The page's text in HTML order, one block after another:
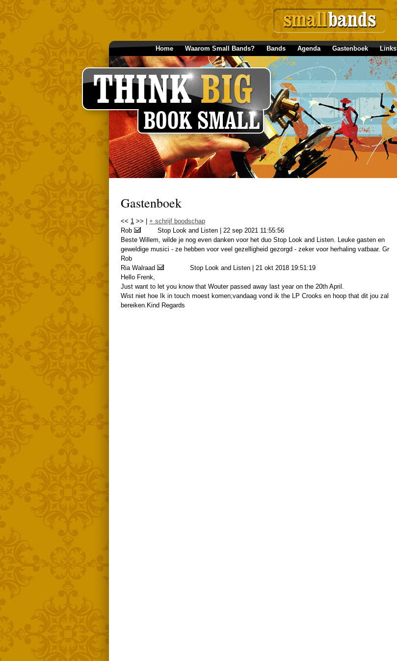
Home Waarom Small Bands? Bands Agenda Gastenboek Links
Gastenboek
<< 1 >> | + schrijf boodschap
Rob
Stop Look and Listen | 22 sep 2021 11:55:56
Beste Willem, wilde je nog even danken voor het duo Stop Look and Listen. Leuke gasten en
geweldige musici - ze hebben voor veel gezelligheid gezorgd - zeker voor herhaling vatbaar. Gr
Rob
Ria Walraad
Stop Look and Listen | 21 okt 2018 19:51:19
Hello Frenk,
Just want to let you know that Wouter passed away last year on the 20th April.
Wist niet hoe Ik in touch moest komen;vandaag vond ik the LP Crooks en hoop that dit jou zal
bereiken.Kind Regards